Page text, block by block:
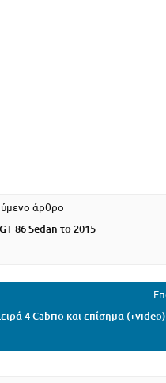
86 Sedan το 2015
4 Cabrio και επίσημα (+video)